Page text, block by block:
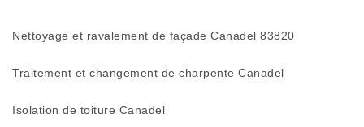
Nettoyage et ravalement de façade Canadel 83820
Traitement et changement de charpente Canadel
Isolation de toiture Canadel